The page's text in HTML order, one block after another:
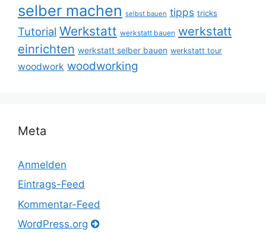
selber machen selbst bauen tipps tricks
Tutorial Werkstatt werkstatt bauen werkstatt
einrichten werkstatt selber bauen werkstatt tour
woodwork woodworking
Meta
Anmelden
Eintrags-Feed
Kommentar-Feed
WordPress.org